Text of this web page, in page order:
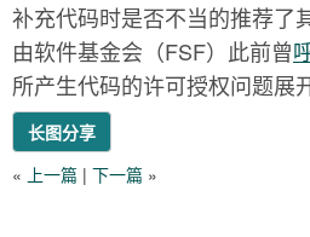
补充代码时是否不当的推荐了
由软件基金会（FSF）此前曾
所产生代码的许可授权问题展
长图分享
« 上一篇 | 下一篇 »